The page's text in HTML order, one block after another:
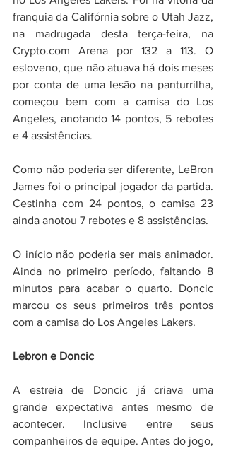
franquia da Califórnia sobre o Utah Jazz,
Crypto.com Arena por 132 a 113. O
esloveno, que não atuava há dois meses
por conta de uma lesão na panturrilha,
começou bem com a camisa do Los
Angeles, anotando 14 pontos, 5 rebotes
e 4 assistências.
Como não poderia ser diferente, LeBron
James foi o principal jogador da partida.
Cestinha com 24 pontos, o camisa 23
ainda anotou 7 rebotes e 8 assistências.
O início não poderia ser mais animador.
Ainda no primeiro período, faltando 8
minutos para acabar o quarto. Doncic
marcou os seus primeiros três pontos
com a camisa do Los Angeles Lakers.
Lebron e Doncic
A estreia de Doncic já criava uma
grande expectativa antes mesmo de
acontecer. Inclusive entre seus
companheiros de equipe. Antes do jogo,